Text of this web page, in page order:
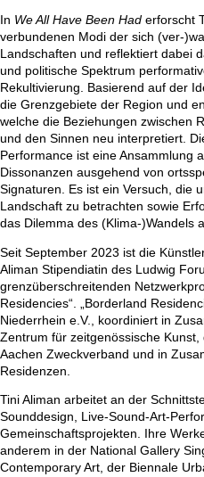
In We All Have Been Had erforscht
verbundenen Modi der sich (ver-
Landschaften und reflektiert dabei
und politische Spektrum
Rekultivierung. Basierend auf der
die Grenzgebiete der Region und
welche die Beziehungen zwischen
und den Sinnen neu interpretiert.
Performance ist eine Ansammlung
Dissonanzen ausgehend von
Signaturen. Es ist ein Versuch, die
Landschaft zu betrachten sowie
das Dilemma des (Klima-)Wandels
Seit September 2023 ist die
Aliman Stipendiatin des Ludwig
grenzüberschreitenden
Residencies“. „Borderland
Niederrhein e.V., koordiniert in
Zentrum für zeitgenössische
Aachen Zweckverband und in
Residenzen.
Tini Aliman arbeitet an der
Sounddesign, Live-Sound-Art-
Gemeinschaftsprojekten. Ihre
anderem in der National Gallery
Contemporary Art, der Biennale